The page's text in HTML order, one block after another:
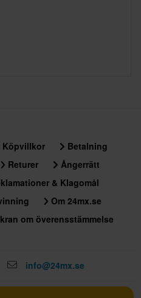
Köpvillkor
Betalning
Returer
Ångerrätt
& Klagomål
Om 24mx.se
om överensstämmelse
info@24mx.se